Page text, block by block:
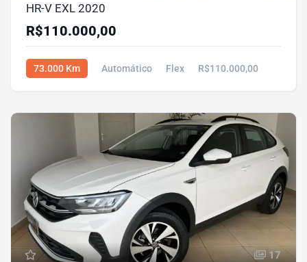
HR-V EXL 2020
R$110.000,00
73.000 Km Automático Flex R$110.000,00
17